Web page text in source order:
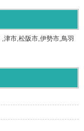
津市,松阪市,伊勢市,鳥羽